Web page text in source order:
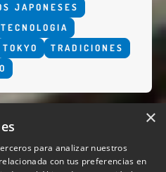
JAPONESES
TECNOLOGIA
TOKYO
TRADICIONES
×
para analizar nuestros
con tus preferencias en